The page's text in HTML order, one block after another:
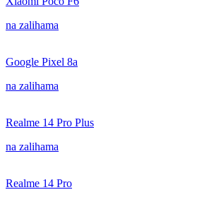
na zalihama
Google Pixel 8a
na zalihama
Realme 14 Pro Plus
na zalihama
Realme 14 Pro